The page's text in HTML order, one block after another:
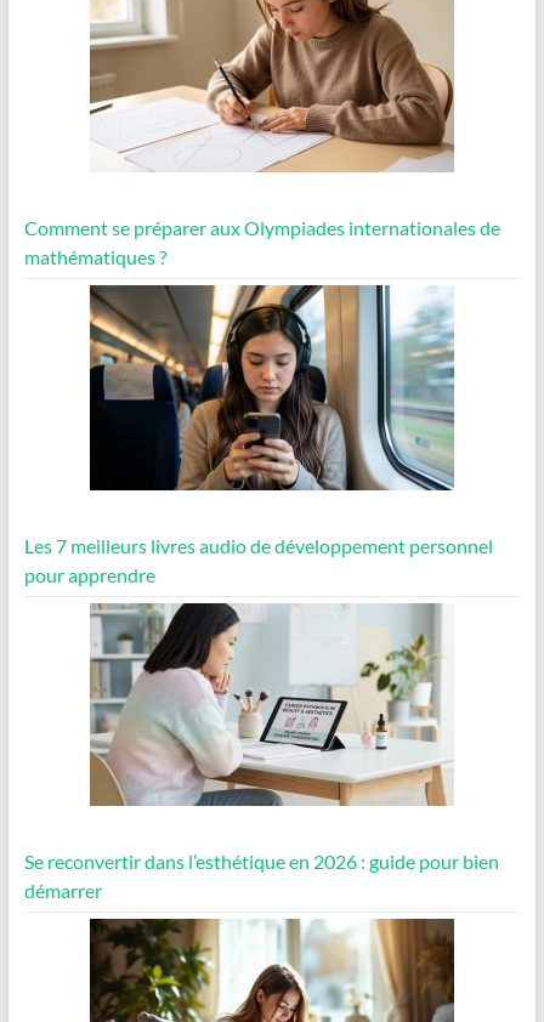
Comment se préparer aux Olympiades internationales de
mathématiques ?
Les 7 meilleurs livres audio de développement personnel
pour apprendre
Se reconvertir dans l’esthétique en 2026 : guide pour bien
démarrer